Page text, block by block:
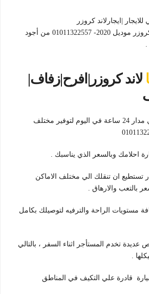
|ايجارلاند كروزر
يعتبرتأجير سيارة لاند كروزر موديل 2020- 01011322557 من أجود
.
لاند كروزر|افرح|زفاف|
لذلك شركتنا معك علي مدار 24 ساعة في اليوم لتوفير مختلف
احلامك وبالسعر الذي يناسبك .
تستطيع ان تنقلك الي مختلف الاماكن
بالتعب والارهاق .
مستويات الراحة والترفيه لتوصيلك بكامل
عديدة تخدم المستأجر اثناء السفر ، بالتالي
.
قادرة علي التكيف في المناطق